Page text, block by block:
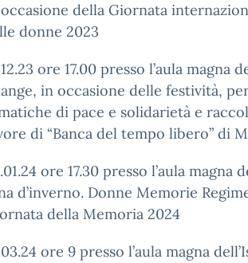
della Giornata
donne 2023
ore 17.00 presso l’aula magna
in occasione delle festività,
di pace e solidarietà e
di “Banca del tempo libero” di
ore 17.30 presso l’aula magna
d’inverno. Donne Memorie
della Memoria 2024
ore 9 presso l’aula magna